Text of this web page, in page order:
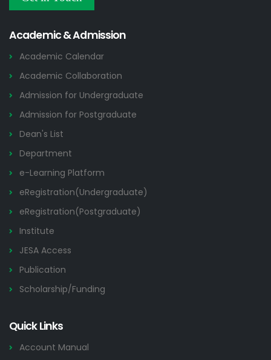
2026
Academic & Admission
Academic Calendar
Academic Collaboration
Admission for Undergraduate
Admission for Postgraduate
Dean's List
Department
e-Learning Platform
eRegistration(Undergraduate)
eRegistration(Postgraduate)
Institute
JESA Access
Publication
Scholarship/Funding
Quick Links
Account Manual